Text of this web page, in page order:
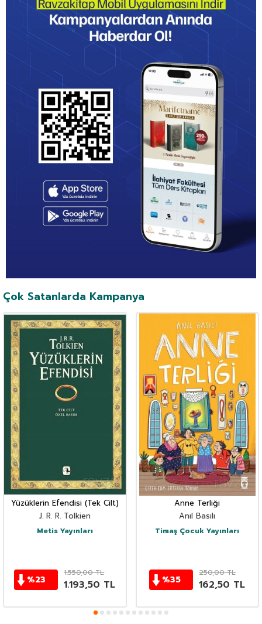
Çok Satanlarda Kampanya
Yüzüklerin Efendisi (Tek Cilt)
J. R. R. Tolkien
Metis Yayınları
%23
1.550,00TL
1.193,50 TL
Anne Terliği
Anıl Basılı
Timaş Çocuk Yayınları
%35
250,00TL
162,50 TL